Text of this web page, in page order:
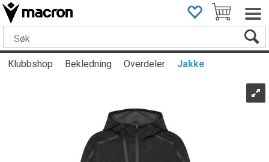
Klubbshop Bekledning Overdeler Jakke